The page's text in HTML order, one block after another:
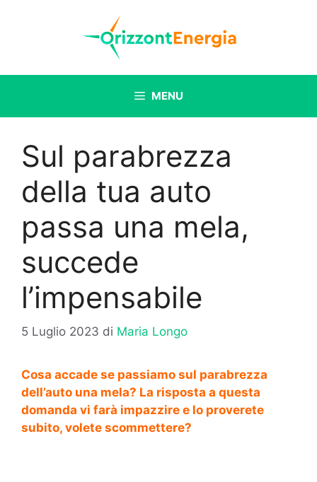
MENU
Sul parabrezza
della tua auto
passa una mela,
succede
l’impensabile
5 Luglio 2023 di Maria Longo
Cosa accade se passiamo sul parabrezza
dell’auto una mela? La risposta a questa
domanda vi farà impazzire e lo proverete
subito, volete scommettere?